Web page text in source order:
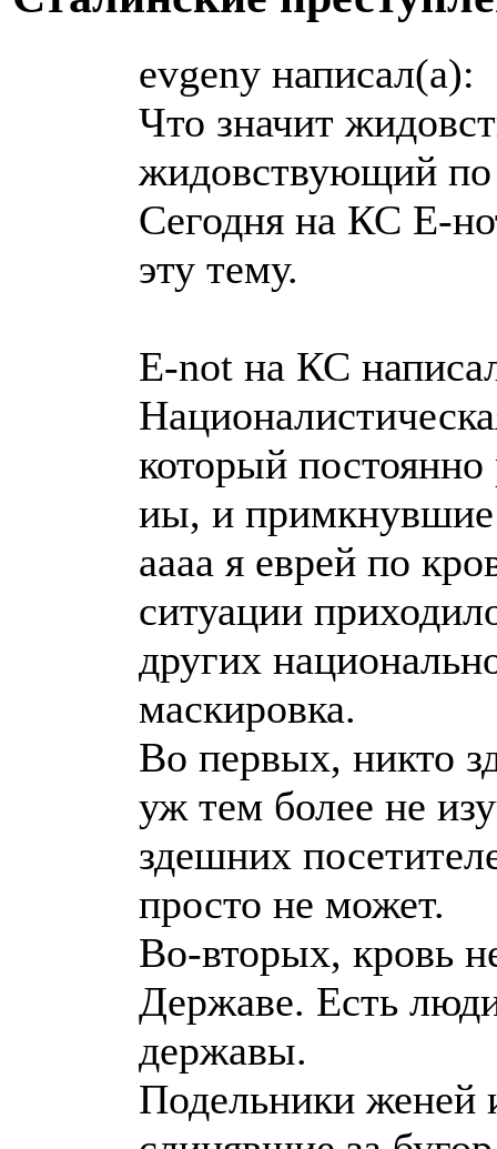
evgeny написал(а):
Что значит
жидовствующий по
Сегодня на КС Е-
эту тему.
E-not на КС
который
иы, и
аааа я еврей по
ситуации
других
маскировка.
Во первых, никто
уж тем более не
здешних
просто не может.
Во-вторых, кровь
Державе. Есть
державы.
Подельники женей